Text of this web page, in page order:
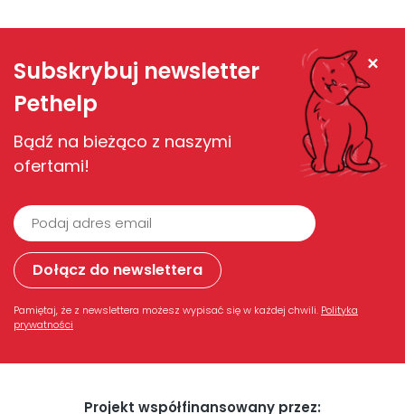
Zamknij
Subskrybuj newsletter
Pethelp
Bądź na bieżąco z naszymi
ofertami!
Pamiętaj, że z newslettera możesz wypisać się w każdej chwili. Polityka
prywatności
Projekt współfinansowany przez: